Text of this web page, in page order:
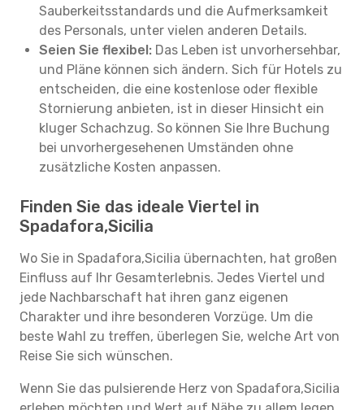
Sauberkeitsstandards und die Aufmerksamkeit
des Personals, unter vielen anderen Details.
Seien Sie flexibel: Das Leben ist unvorhersehbar,
und Pläne können sich ändern. Sich für Hotels zu
entscheiden, die eine kostenlose oder flexible
Stornierung anbieten, ist in dieser Hinsicht ein
kluger Schachzug. So können Sie Ihre Buchung
bei unvorhergesehenen Umständen ohne
zusätzliche Kosten anpassen.
Finden Sie das ideale Viertel in
Spadafora,Sicilia
Wo Sie in Spadafora,Sicilia übernachten, hat großen
Einfluss auf Ihr Gesamterlebnis. Jedes Viertel und
jede Nachbarschaft hat ihren ganz eigenen
Charakter und ihre besonderen Vorzüge. Um die
beste Wahl zu treffen, überlegen Sie, welche Art von
Reise Sie sich wünschen.
Wenn Sie das pulsierende Herz von Spadafora,Sicilia